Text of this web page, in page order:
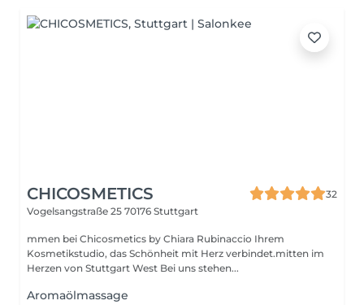
CHICOSMETICS
32
Vogelsangstraße 25 70176 Stuttgart
mmen bei Chicosmetics by Chiara Rubinaccio Ihrem
Kosmetikstudio, das Schönheit mit Herz verbindet.mitten im
Herzen von Stuttgart West Bei uns stehen...
Aromaölmassage